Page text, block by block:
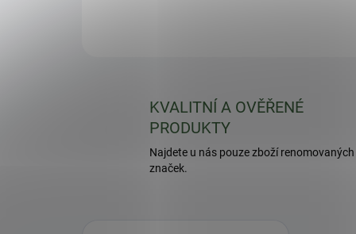
KVALITNÍ A OVĚŘENÉ
PRODUKTY
Najdete u nás pouze zboží renomovaných
značek.